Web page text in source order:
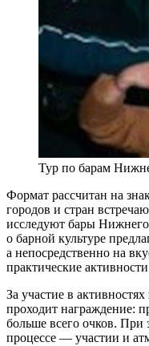
Тур по барам
Формат рассчитан на
городов и стран
исследуют бары
о барной культуре
а непосредственно на
практические
За участие в
проходит награждение:
больше всего очков. При
процессе — участии и